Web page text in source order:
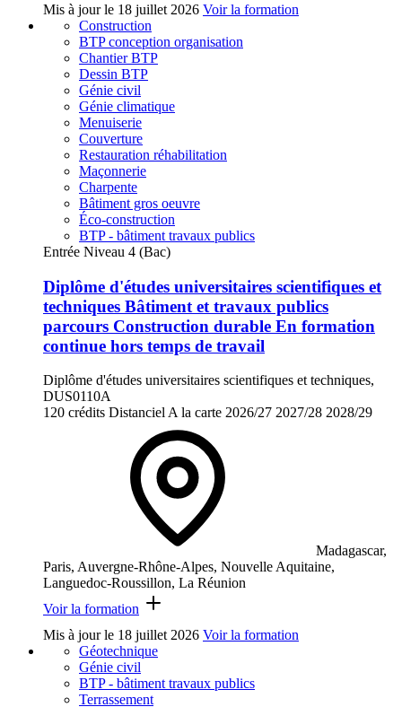
Mis à jour le 18 juillet 2026 Voir la formation
Construction
BTP conception organisation
Chantier BTP
Dessin BTP
Génie civil
Génie climatique
Menuiserie
Couverture
Restauration réhabilitation
Maçonnerie
Charpente
Bâtiment gros oeuvre
Éco-construction
BTP - bâtiment travaux publics
Entrée Niveau 4 (Bac)
Diplôme d'études universitaires scientifiques et
techniques Bâtiment et travaux publics
parcours Construction durable En formation
continue hors temps de travail
Diplôme d'études universitaires scientifiques et techniques,
DUS0110A
120 crédits Distanciel A la carte 2026/27 2027/28 2028/29
Madagascar,
Paris, Auvergne-Rhône-Alpes, Nouvelle Aquitaine,
Languedoc-Roussillon, La Réunion
Voir la formation
Mis à jour le 18 juillet 2026 Voir la formation
Géotechnique
Génie civil
BTP - bâtiment travaux publics
Terrassement